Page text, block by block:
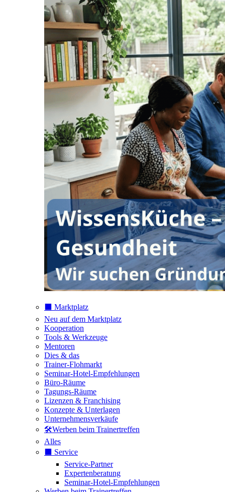
⬛️ Marktplatz
Neu auf dem Marktplatz
Kooperation
Tools & Werkzeuge
Mentoren
Dies & das
Trainer-Flohmarkt
Seminar-Hotel-Empfehlungen
Büro-Räume
Tagungs-Räume
Lizenzen & Franchising
Konzepte & Unterlagen
Unternehmensverkäufe
🛠️Werben beim Trainertreffen
Alles
⬛️ Service
Service-Partner
Expertenberatung
Seminar-Hotel-Empfehlungen